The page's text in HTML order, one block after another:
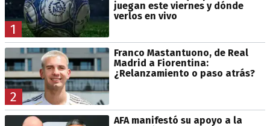
1
juegan este viernes y dónde
verlos en vivo
2
Franco Mastantuono, de Real
Madrid a Fiorentina:
¿Relanzamiento o paso atrás?
AFA manifestó su apoyo a la